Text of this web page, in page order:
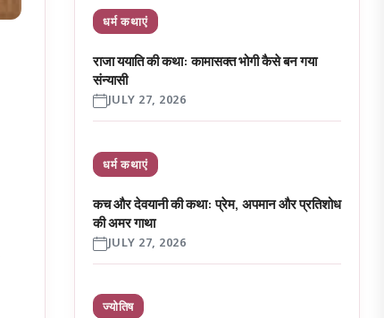
धर्म कथाएं
राजा ययाति की कथा: कामासक्त भोगी कैसे बन गया
संन्यासी
JULY 27, 2026
धर्म कथाएं
कच और देवयानी की कथा: प्रेम, अपमान और प्रतिशोध
की अमर गाथा
JULY 27, 2026
ज्योतिष